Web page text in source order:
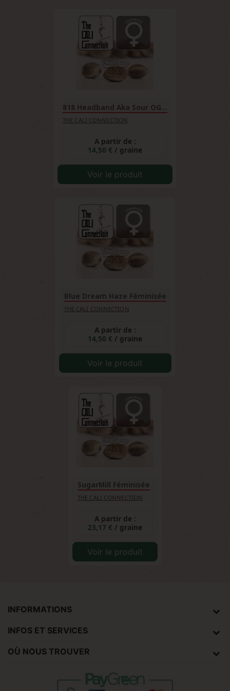
818 Headband Aka Sour OG...
THE CALI CONNECTION
A partir de :
14,50 € / graine
Voir le produit
Blue Dream Haze Féminisée
THE CALI CONNECTION
A partir de :
14,50 € / graine
Voir le produit
SugarMill Féminisée
THE CALI CONNECTION
A partir de :
23,17 € / graine
Voir le produit
INFORMATIONS
INFOS ET SERVICES
OÙ NOUS TROUVER